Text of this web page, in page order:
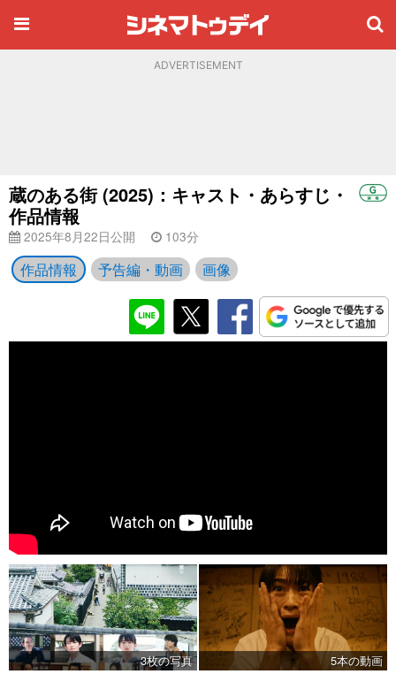
ADVERTISEMENT
蔵のある街 (2025)：キャスト・あらすじ・
作品情報
2025年8月22日公開 103分
作品情報 予告編・動画 画像
3枚の写真
5本の動画